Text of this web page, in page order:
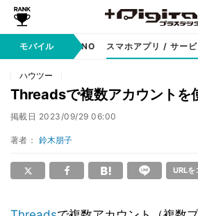
モバイル
携帯キャリア MVNO スマホアプリ / サービ
ハウツー
Threadsで複数アカウントを
掲載日 2023/09/29 06:00
著者： 鈴木朋子
URLを